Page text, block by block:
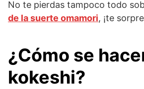
No te pierdas tampoco todo
de la suerte omamori, ¡te
¿Cómo se
kokeshi?